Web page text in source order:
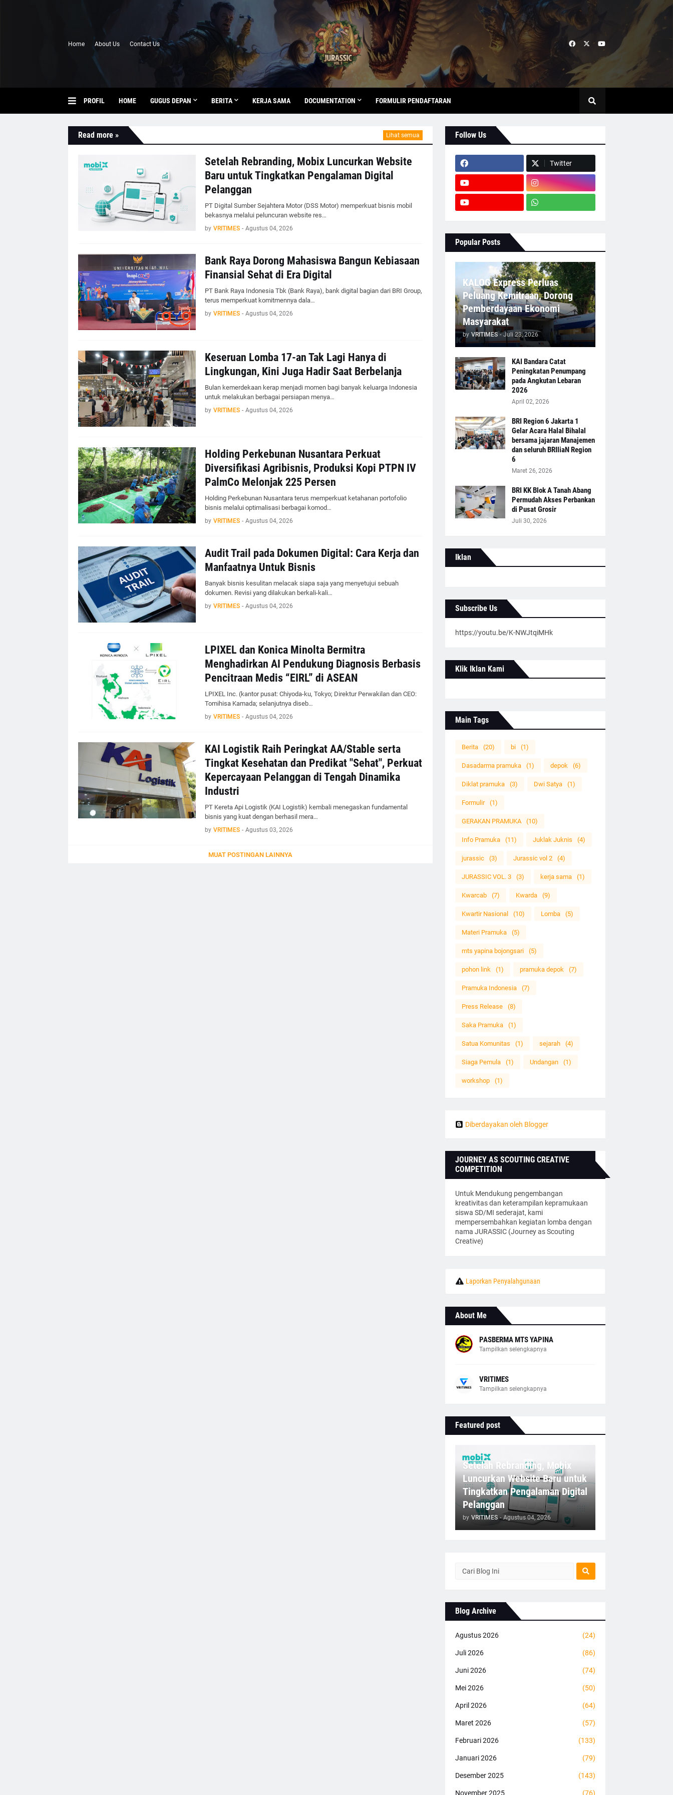
Home About Us Contact Us
PROFIL HOME GUGUS DEPAN BERITA KERJA SAMA DOCUMENTATION FORMULIR PENDAFTARAN
Read more » Lihat semua
Setelah Rebranding, Mobix Luncurkan Website
Baru untuk Tingkatkan Pengalaman Digital
Pelanggan
PT Digital Sumber Sejahtera Motor (DSS Motor) memperkuat bisnis mobil
bekasnya melalui peluncuran website res…
by VRITIMES - Agustus 04, 2026
Bank Raya Dorong Mahasiswa Bangun Kebiasaan
Finansial Sehat di Era Digital
PT Bank Raya Indonesia Tbk (Bank Raya), bank digital bagian dari BRI Group,
terus memperkuat komitmennya dala…
by VRITIMES - Agustus 04, 2026
Keseruan Lomba 17-an Tak Lagi Hanya di
Lingkungan, Kini Juga Hadir Saat Berbelanja
Bulan kemerdekaan kerap menjadi momen bagi banyak keluarga Indonesia
untuk melakukan berbagai persiapan menya…
by VRITIMES - Agustus 04, 2026
Holding Perkebunan Nusantara Perkuat
Diversifikasi Agribisnis, Produksi Kopi PTPN IV
PalmCo Melonjak 225 Persen
Holding Perkebunan Nusantara terus memperkuat ketahanan portofolio
bisnis melalui optimalisasi berbagai komod…
by VRITIMES - Agustus 04, 2026
Audit Trail pada Dokumen Digital: Cara Kerja dan
Manfaatnya Untuk Bisnis
Banyak bisnis kesulitan melacak siapa saja yang menyetujui sebuah
dokumen. Revisi yang dilakukan berkali-kali…
by VRITIMES - Agustus 04, 2026
LPIXEL dan Konica Minolta Bermitra
Menghadirkan AI Pendukung Diagnosis Berbasis
Pencitraan Medis “EIRL” di ASEAN
LPIXEL Inc. (kantor pusat: Chiyoda-ku, Tokyo; Direktur Perwakilan dan CEO:
Tomihisa Kamada; selanjutnya diseb…
by VRITIMES - Agustus 04, 2026
KAI Logistik Raih Peringkat AA/Stable serta
Tingkat Kesehatan dan Predikat "Sehat", Perkuat
Kepercayaan Pelanggan di Tengah Dinamika
Industri
PT Kereta Api Logistik (KAI Logistik) kembali menegaskan fundamental
bisnis yang kuat dengan berhasil mera…
by VRITIMES - Agustus 03, 2026
MUAT POSTINGAN LAINNYA
Follow Us
Twitter
Popular Posts
KALOG Express Perluas
Peluang Kemitraan, Dorong
Pemberdayaan Ekonomi
Masyarakat
by VRITIMES - Juli 23, 2026
KAI Bandara Catat
Peningkatan Penumpang
pada Angkutan Lebaran
2026
April 02, 2026
BRI Region 6 Jakarta 1
Gelar Acara Halal Bihalal
bersama jajaran Manajemen
dan seluruh BRIliaN Region
6
Maret 26, 2026
BRI KK Blok A Tanah Abang
Permudah Akses Perbankan
di Pusat Grosir
Juli 30, 2026
Iklan
Subscribe Us
https://youtu.be/K-NWJtqiMHk
Klik Iklan Kami
Main Tags
Berita (20) bi (1)
Dasadarma pramuka (1) depok (6)
Diklat pramuka (3) Dwi Satya (1)
Formulir (1)
GERAKAN PRAMUKA (10)
Info Pramuka (11) Juklak Juknis (4)
jurassic (3) Jurassic vol 2 (4)
JURASSIC VOL. 3 (3) kerja sama (1)
Kwarcab (7) Kwarda (9)
Kwartir Nasional (10) Lomba (5)
Materi Pramuka (5)
mts yapina bojongsari (5)
pohon link (1) pramuka depok (7)
Pramuka Indonesia (7)
Press Release (8)
Saka Pramuka (1)
Satua Komunitas (1) sejarah (4)
Siaga Pemula (1) Undangan (1)
workshop (1)
Diberdayakan oleh Blogger
JOURNEY AS SCOUTING CREATIVE
COMPETITION
Untuk Mendukung pengembangan
kreativitas dan keterampilan kepramukaan
siswa SD/MI sederajat, kami
mempersembahkan kegiatan lomba dengan
nama JURASSIC (Journey as Scouting
Creative)
Laporkan Penyalahgunaan
About Me
PASBERMA MTS YAPINA
Tampilkan selengkapnya
VRITIMES
Tampilkan selengkapnya
Featured post
Setelah Rebranding, Mobix
Luncurkan Website Baru untuk
Tingkatkan Pengalaman Digital
Pelanggan
by VRITIMES - Agustus 04, 2026
Blog Archive
Agustus 2026 (24)
Juli 2026 (86)
Juni 2026 (74)
Mei 2026 (50)
April 2026 (64)
Maret 2026 (57)
Februari 2026 (133)
Januari 2026 (79)
Desember 2025 (143)
November 2025 (76)